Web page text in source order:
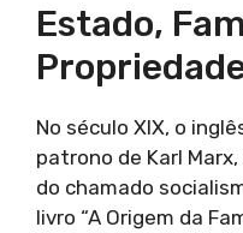
Estado,
No século XIX, o
patrono de Karl
do chamado
livro “A Origem da